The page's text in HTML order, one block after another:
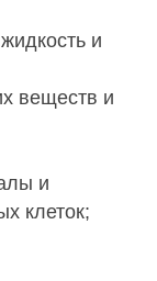
и
веществ и
и
клеток;